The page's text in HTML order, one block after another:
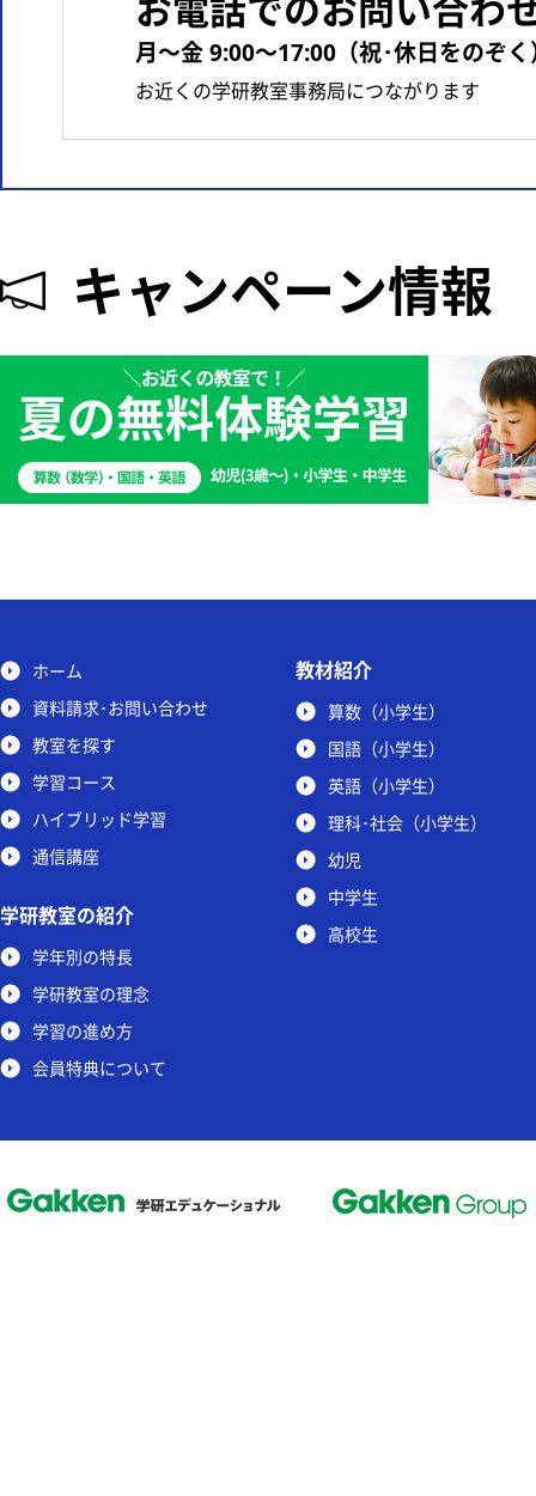
月〜金 9:00〜17:00（祝･休日をのぞく
お近くの学研教室事務局につながります
キャンペーン情報
ホーム
資料請求･お問い合わせ
教室を探す
学習コース
ハイブリッド学習
通信講座
学研教室の紹介
学年別の特長
学研教室の理念
学習の進め方
会員特典について
教材紹介
算数（小学生）
国語（小学生）
英語（小学生）
理科･社会（小学生）
幼児
中学生
高校生